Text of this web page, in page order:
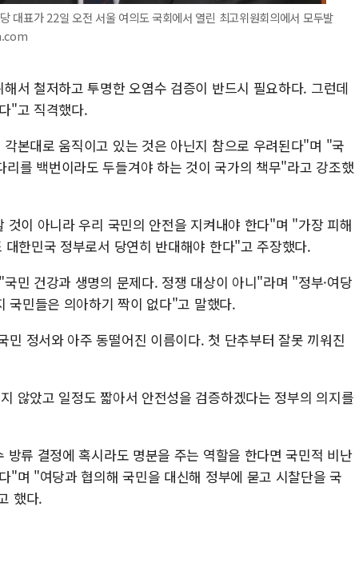
대표가 22일 오전 서울 여의도 국회에서 열린 최고위원회의에서 모두발
서 철저하고 투명한 오염수 검증이 반드시 필요하다. 그런데
"고 직격했다.
본대로 움직이고 있는 것은 아닌지 참으로 우려된다"며 "국
를 백번이라도 두들겨야 하는 것이 국가의 책무"라고 강조했
이 아니라 우리 국민의 안전을 지켜내야 한다"며 "가장 피해
한민국 정부로서 당연히 반대해야 한다"고 주장했다.
민 건강과 생명의 문제다. 정쟁 대상이 아니"라며 "정부·여당
국민들은 의아하기 짝이 없다"고 말했다.
정서와 아주 동떨어진 이름이다. 첫 단추부터 잘못 끼워진
않았고 일정도 짧아서 안전성을 검증하겠다는 정부의 의지를
류 결정에 혹시라도 명분을 주는 역할을 한다면 국민적 비난
"며 "여당과 협의해 국민을 대신해 정부에 묻고 시찰단을 국
했다.